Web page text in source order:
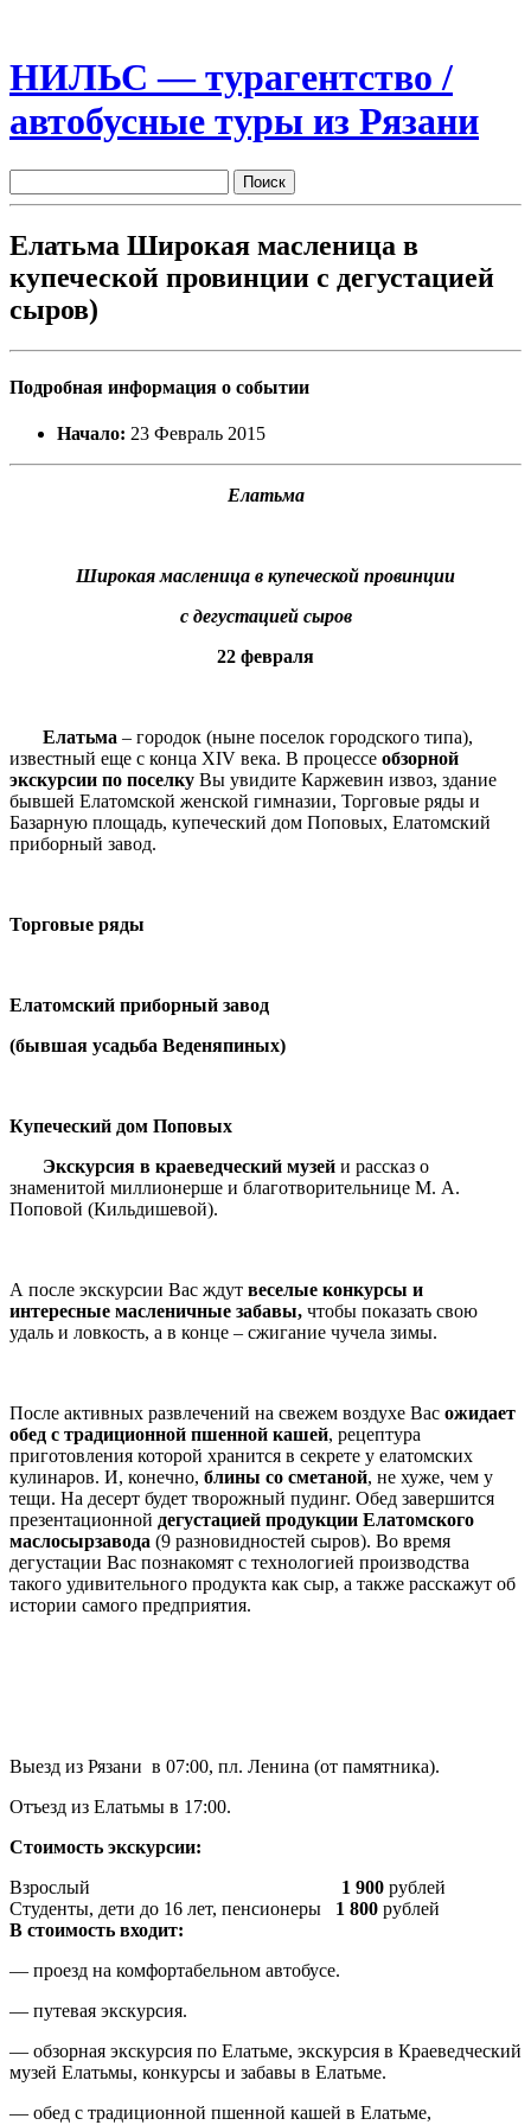
НИЛЬС — турагентство /
автобусные туры из Рязани
Елатьма Широкая масленица в
купеческой провинции с дегустацией
сыров)
Подробная информация о событии
Начало: 23 Февраль 2015
Елатьма
Широкая масленица в купеческой провинции
с дегустацией сыров
22 февраля
Елатьма – городок (ныне поселок городского типа),
известный еще с конца XIV века. В процессе обзорной
экскурсии по поселку Вы увидите Каржевин извоз, здание
бывшей Елатомской женской гимназии, Торговые ряды и
Базарную площадь, купеческий дом Поповых, Елатомский
приборный завод.
Торговые ряды
Елатомский приборный завод
(бывшая усадьба Веденяпиных)
Купеческий дом Поповых
Экскурсия в краеведческий музей и рассказ о
знаменитой миллионерше и благотворительнице М. А.
Поповой (Кильдишевой).
А после экскурсии Вас ждут веселые конкурсы и
интересные масленичные забавы, чтобы показать свою
удаль и ловкость, а в конце – сжигание чучела зимы.
После активных развлечений на свежем воздухе Вас ожидает
обед с традиционной пшенной кашей, рецептура
приготовления которой хранится в секрете у елатомских
кулинаров. И, конечно, блины со сметаной, не хуже, чем у
тещи. На десерт будет творожный пудинг. Обед завершится
презентационной дегустацией продукции Елатомского
маслосырзавода (9 разновидностей сыров). Во время
дегустации Вас познакомят с технологией производства
такого удивительного продукта как сыр, а также расскажут об
истории самого предприятия.
Выезд из Рязани в 07:00, пл. Ленина (от памятника).
Отъезд из Елатьмы в 17:00.
Стоимость экскурсии:
Взрослый 1 900 рублей
Студенты, дети до 16 лет, пенсионеры 1 800 рублей
В стоимость входит:
— проезд на комфортабельном автобусе.
— путевая экскурсия.
— обзорная экскурсия по Елатьме, экскурсия в Краеведческий
музей Елатьмы, конкурсы и забавы в Елатьме.
— обед с традиционной пшенной кашей в Елатьме,